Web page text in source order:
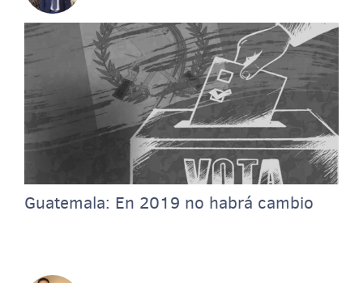
Guatemala: En 2019 no habrá cambio